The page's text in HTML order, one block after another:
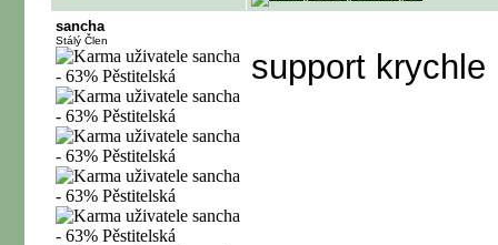
sancha
Stálý Člen
support